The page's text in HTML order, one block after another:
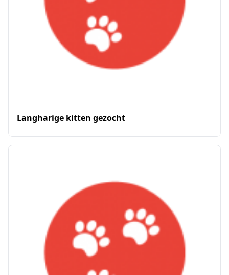
Langharige kitten gezocht